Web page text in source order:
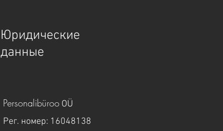
Юридические
данные
Personalibüroo OÜ
Рег. номер: 16048138